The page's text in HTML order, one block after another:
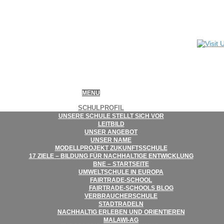
MENU
SCHUL­PRO­FIL
UNSERE SCHULE STELLT SICH VOR
LEIT­BILD
UNSER ANGE­BOT
UNSER NAME
MODELL­PRO­JEKT ZUKUNFTSSCHULE
17 ZIELE – BIL­DUNG FÜR NACH­HAL­TIGE ENTWICKLUNG
BNE – STARTSEITE
UMWELT­SCHULE IN EUROPA
FAIR­­TRADE-SCHOOL
FAIR­TRADE-SCHOOLS BLOG
VER­BRAU­CHER­SCHULE
STADT­RA­DELN
NACH­HAL­TIG ERLE­BEN UND ORIENTIEREN
MALAWI-AG